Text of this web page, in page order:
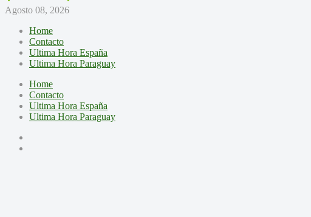
Agosto 08, 2026
Home
Contacto
Ultima Hora España
Ultima Hora Paraguay
Home
Contacto
Ultima Hora España
Ultima Hora Paraguay